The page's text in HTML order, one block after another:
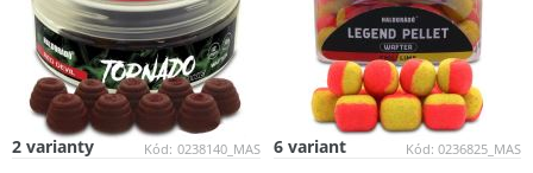
Kód: 0238140_MAS
2 varianty Kód: 0236825_MAS
6 variant